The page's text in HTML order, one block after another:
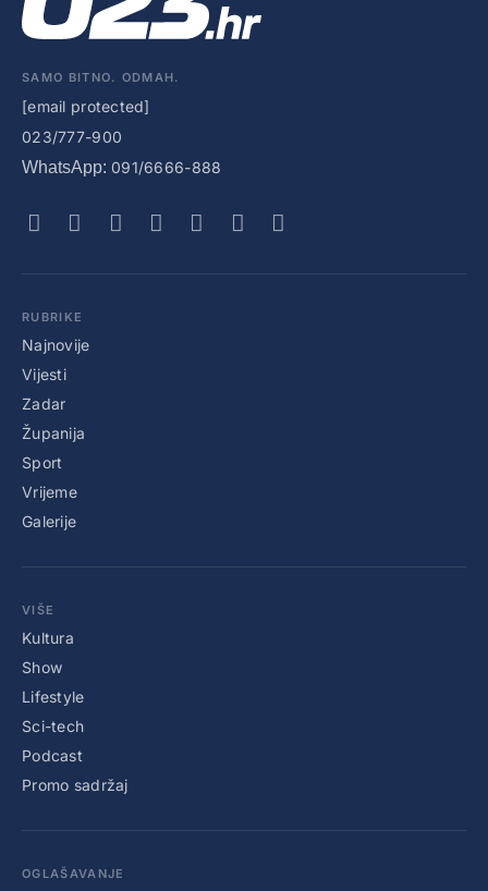
SAMO BITNO. ODMAH.
[email protected]
023/777-900
WhatsApp: 091/6666-888
RUBRIKE
Najnovije
Vijesti
Zadar
Županija
Sport
Vrijeme
Galerije
VIŠE
Kultura
Show
Lifestyle
Sci-tech
Podcast
Promo sadržaj
OGLAŠAVANJE